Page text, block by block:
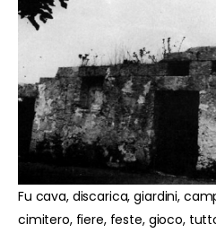
Fu cava, discarica, giardini,
cimitero, fiere, feste, gioco,